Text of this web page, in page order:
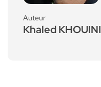
Auteur
Khaled KHOUINI